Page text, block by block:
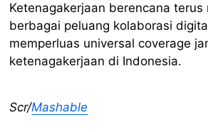
Ketenagakerjaan berencana terus
berbagai peluang kolaborasi
memperluas universal coverage
ketenagakerjaan di Indonesia.
Scr/Mashable